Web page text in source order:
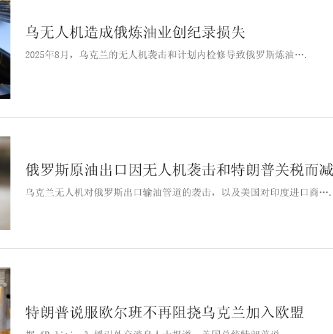
乌无人机造成俄炼油业创纪录损失
2025年8月，乌克兰的无人机袭击和计划内检修导致俄罗斯炼油….
俄罗斯原油出口因无人机袭击和特朗普关税而
乌克兰无人机对俄罗斯出口输油管道的袭击，以及美国对印度进口商….
特朗普说服欧尔班不再阻挠乌克兰加入欧盟